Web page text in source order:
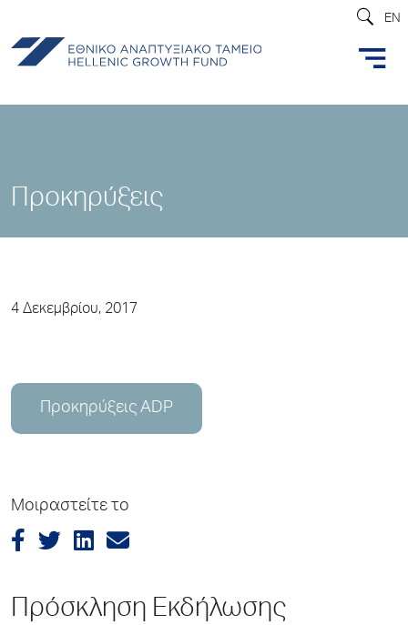
EN
Προκηρύξεις
4 Δεκεμβρίου, 2017
Προκηρύξεις ADP
Μοιραστείτε το
Πρόσκληση Εκδήλωσης